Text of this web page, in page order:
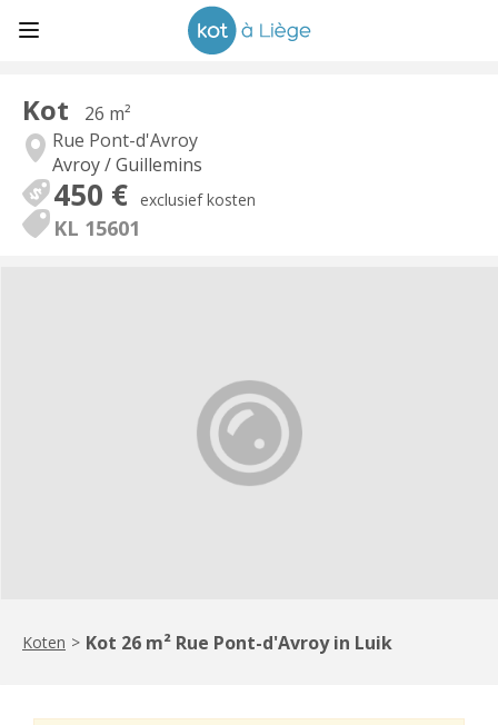
Kot
26 m²
Rue Pont-d'Avroy
Avroy / Guillemins
450 € exclusief kosten
KL 15601
Koten > Kot 26 m² Rue Pont-d'Avroy in Luik